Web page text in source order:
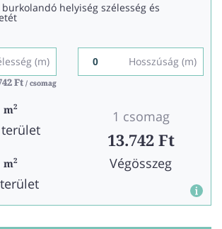
helyiség szélesség és
(m)
Ft / csomag
m2
Ft / csomag
m2
Hosszúság (m)
1 csomag
13.742 Ft
Végösszeg